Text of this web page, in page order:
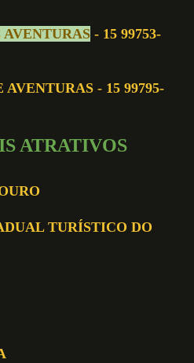
- 15 99753-
- 15 99795-
ATRATIVOS
TURÍSTICO DO